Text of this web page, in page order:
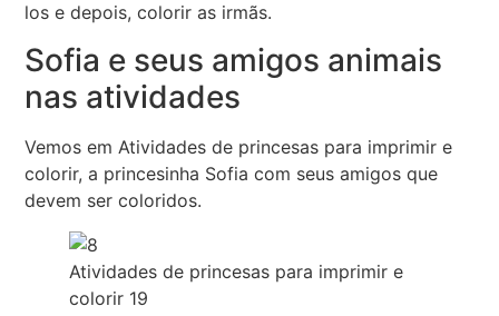
los e depois, colorir as irmãs.
Sofia e seus amigos animais
nas atividades
Vemos em Atividades de princesas para imprimir e
colorir, a princesinha Sofia com seus amigos que
devem ser coloridos.
Atividades de princesas para imprimir e
colorir 19